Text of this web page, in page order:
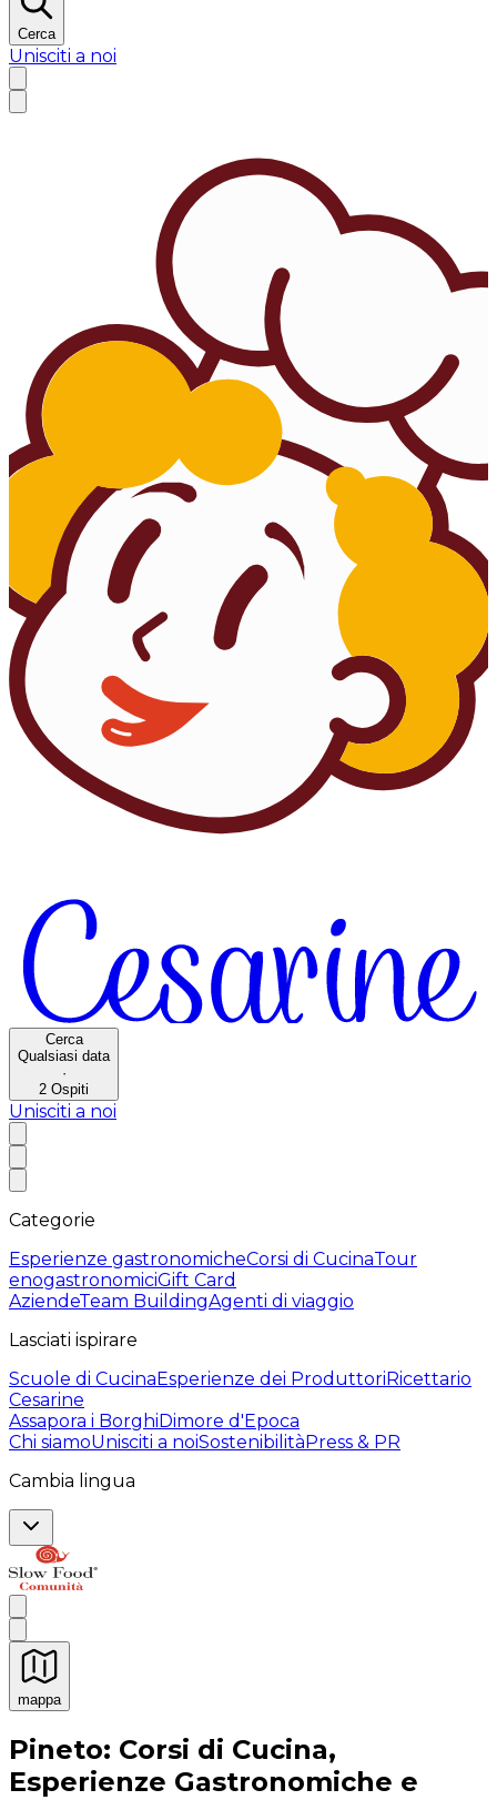
Cerca
Unisciti a noi
Cerca
Qualsiasi data
·
2 Ospiti
Unisciti a noi
Categorie
Esperienze gastronomicheCorsi di CucinaTour
enogastronomiciGift Card
AziendeTeam BuildingAgenti di viaggio
Lasciati ispirare
Scuole di CucinaEsperienze dei ProduttoriRicettario
Cesarine
Assapora i BorghiDimore d'Epoca
Chi siamoUnisciti a noiSostenibilitàPress & PR
Cambia lingua
mappa
Esperienze culinarie indimenticabili: Esperienze
Pineto: Corsi di Cucina,
Esperienze Gastronomiche e